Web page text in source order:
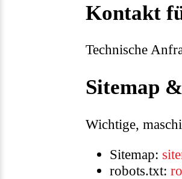
Kontakt
Technische
Sitemap
Wichtige,
Sitemap:
robots.txt: